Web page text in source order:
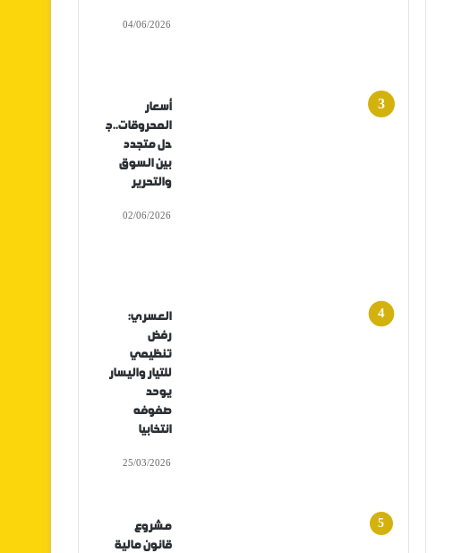
04/06/2026
أسعار
المحروقات..ج
دل متجدد
بين السوق
والتحرير
02/06/2026
العسري:
رفض
تنظيمي
للتيار واليسار
يوحد
صفوفه
انتخابيا
25/03/2026
مشروع
قانون مالية